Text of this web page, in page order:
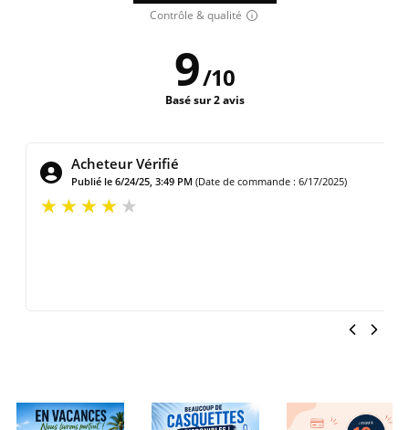
Contrôle & qualité
9/10
Basé sur 2 avis
Acheteur Vérifié
Publié le 6/15/24, 10:30 AM (Date de commande : 6/8/2024)